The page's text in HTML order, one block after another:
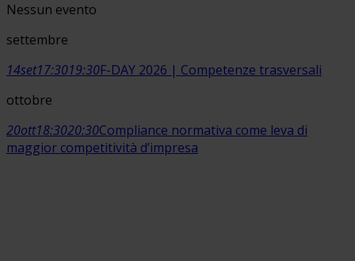
Nessun evento
settembre
14set17:3019:30F-DAY 2026 | Competenze trasversali
ottobre
20ott18:3020:30Compliance normativa come leva di
maggior competitività d’impresa